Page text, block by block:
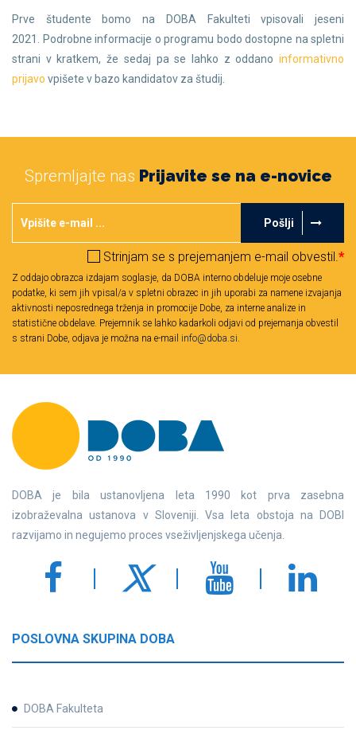
Prve študente bomo na DOBA Fakulteti vpisovali jeseni
2021. Podrobne informacije o programu bodo dostopne na spletni
strani v kratkem, že sedaj pa se lahko z oddano informativno
prijavo vpišete v bazo kandidatov za študij.
Spremljajte nas Prijavite se na e-novice
Pošlji
Strinjam se s prejemanjem e-mail obvestil.*
Z oddajo obrazca izdajam soglasje, da DOBA interno obdeluje moje osebne
podatke, ki sem jih vpisal/a v spletni obrazec in jih uporabi za namene izvajanja
aktivnosti neposrednega trženja in promocije Dobe, za interne analize in
statistične obdelave. Prejemnik se lahko kadarkoli odjavi od prejemanja obvestil
s strani Dobe, odjava je možna na e-mail info@doba.si.
DOBA je bila ustanovljena leta 1990 kot prva zasebna
izobraževalna ustanova v Sloveniji. Vsa leta obstoja na DOBI
razvijamo in negujemo proces vseživljenjskega učenja.
POSLOVNA SKUPINA DOBA
DOBA Fakulteta